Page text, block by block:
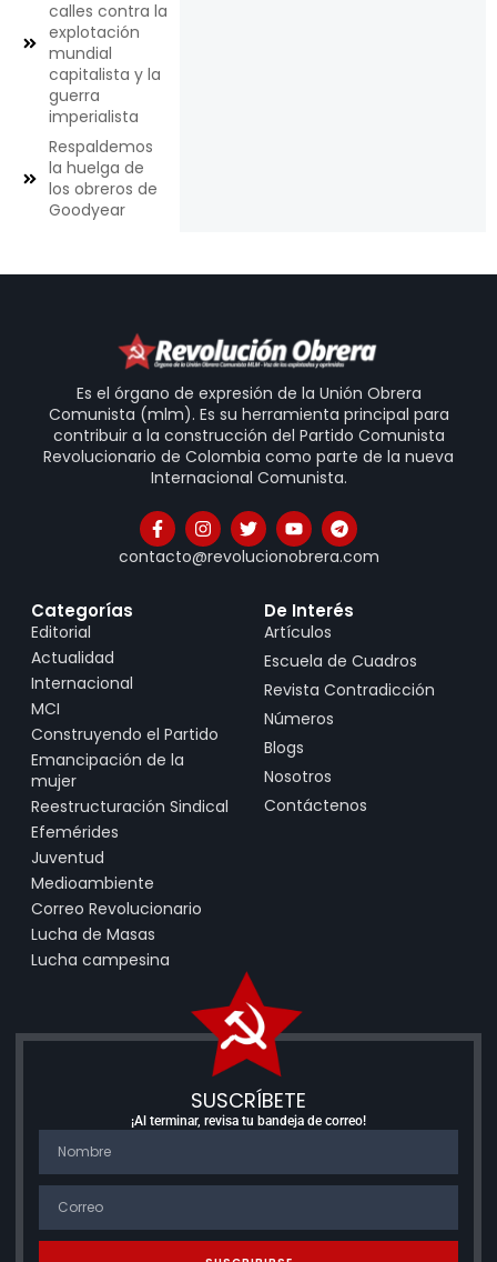
calles contra la
explotación
mundial
capitalista y la
guerra
imperialista
Respaldemos
la huelga de
los obreros de
Goodyear
Es el órgano de expresión de la Unión Obrera
Comunista (mlm). Es su herramienta principal para
contribuir a la construcción del Partido Comunista
Revolucionario de Colombia como parte de la nueva
Internacional Comunista.
contacto@revolucionobrera.com
Categorías
Editorial
Actualidad
Internacional
MCI
Construyendo el Partido
Emancipación de la
mujer
Reestructuración Sindical
Efemérides
Juventud
Medioambiente
Correo Revolucionario
Lucha de Masas
Lucha campesina
De Interés
Artículos
Escuela de Cuadros
Revista Contradicción
Números
Blogs
Nosotros
Contáctenos
SUSCRÍBETE
¡Al terminar, revisa tu bandeja de correo!